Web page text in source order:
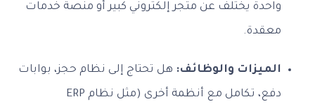
واحدة يختلف عن متجر إلكتروني كبير أو منصة خدمات
معقدة.
الميزات والوظائف: هل تحتاج إلى نظام حجز، بوابات
دفع، تكامل مع أنظمة أخرى (مثل نظام ERP